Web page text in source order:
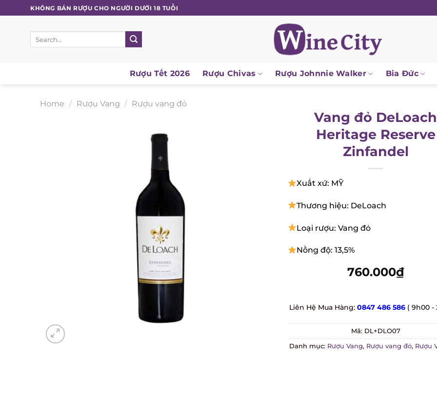
to
content
KHÔNG BÁN RƯỢU CHO NGƯỜI DƯỚI 18 TUỔI
Rượu Tết 2026 Rượu Chivas Rượu Johnnie Walker Bia Đức
Home Rượu Vang Rượu vang đỏ
Vang đỏ DeLoach
Heritage Reserve
Zinfandel
Xuất xứ: MỸ
Thương hiệu: DeLoach
Loại rượu: Vang đỏ
Nồng độ: 13,5%
760.000₫
Liên Hệ Mua Hàng:0847 486 586 ( 9h00 -
Mã:DL+DLO07
Danh mục:Rượu Vang,Rượu vang đỏ,Rượu